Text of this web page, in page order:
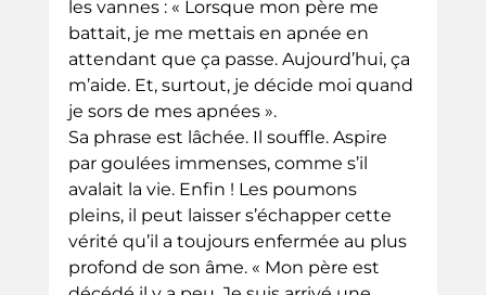
les vannes : « Lorsque mon père me
battait, je me mettais en apnée en
attendant que ça passe. Aujourd’hui, ça
m’aide. Et, surtout, je décide moi quand
je sors de mes apnées ».
Sa phrase est lâchée. Il souffle. Aspire
par goulées immenses, comme s’il
avalait la vie. Enfin ! Les poumons
pleins, il peut laisser s’échapper cette
vérité qu’il a toujours enfermée au plus
profond de son âme. « Mon père est